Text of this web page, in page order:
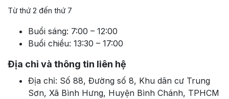
Từ thứ 2 đến thứ 7
Buổi sáng: 7:00 – 12:00
Buổi chiều: 13:30 – 17:00
Địa chỉ và thông tin liên hệ
Địa chỉ: Số 88, Đường số 8, Khu dân cư Trung
Sơn, Xã Bình Hưng, Huyện Bình Chánh, TPHCM